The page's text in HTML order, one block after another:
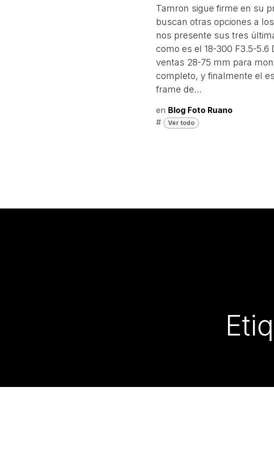
Tamron sigue firme en su
buscan otras opciones a
nos presente sus tres
como es el 18-300 F3.5-5.6
ventas 28-75 mm para
completo, y finalmente el
frame de...
en ​Blog Foto Ruano
#
Ver todo